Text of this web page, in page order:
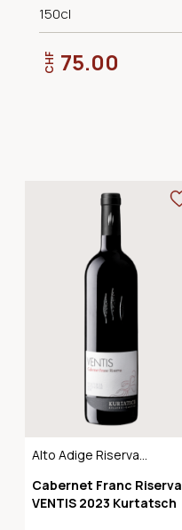
150cl
CHF 75.00
Alto Adige Riserva
Cabernet Franc Riserva
VENTIS 2023 Kurtatsch